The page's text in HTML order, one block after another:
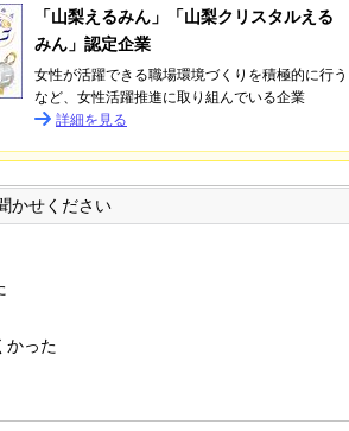
「山梨えるみん」「山梨クリスタルえる
みん」認定企業
女性が活躍できる職場環境づくりを積極的に行う
など、女性活躍推進に取り組んでいる企業
詳細を見る
かせください
かった